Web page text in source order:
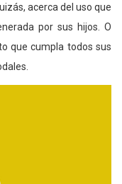
acerca del uso que
por sus hijos. O
que cumpla todos sus